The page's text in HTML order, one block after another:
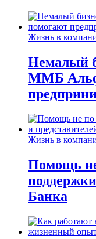
Жизнь в
Немалый
ММБ
Жизнь в
Помощь
Банка